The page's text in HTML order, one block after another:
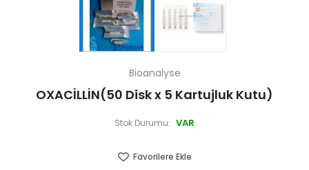
Bioanalyse
OXACİLLİN(50 Disk x 5 Kartujluk Kutu)
Stok Durumu: VAR
Favorilere Ekle